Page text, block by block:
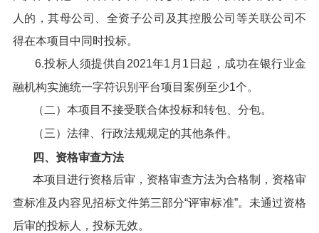
人的，其母公司、全资子公司及其控股公司等关联公司不
得在本项目中同时投标。
6.投标人须提供自2021年1月1日起，成功在银行业金
融机构实施统一字符识别平台项目案例至少1个。
（二）本项目不接受联合体投标和转包、分包。
（三）法律、行政法规规定的其他条件。
四、资格审查方法
本项目进行资格后审，资格审查方法为合格制，资格审
查标准及内容见招标文件第三部分“评审标准”。未通过资格
后审的投标人，投标无效。